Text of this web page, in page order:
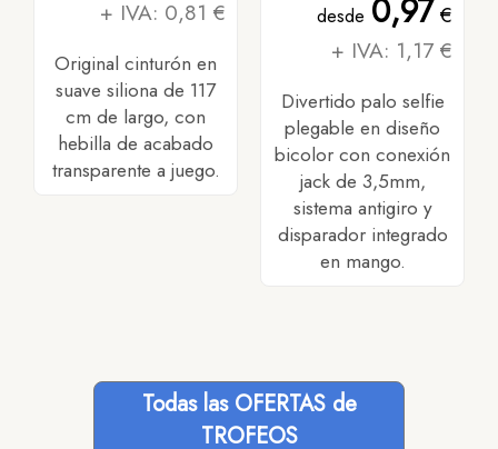
+ IVA: 0,81 €
Original cinturón en
suave siliona de 117
cm de largo, con
hebilla de acabado
transparente a juego.
desde 0,97 €
+ IVA: 1,17 €
Divertido palo selfie
plegable en diseño
bicolor con conexión
jack de 3,5mm,
sistema antigiro y
disparador integrado
en mango.
Todas las OFERTAS de
TROFEOS